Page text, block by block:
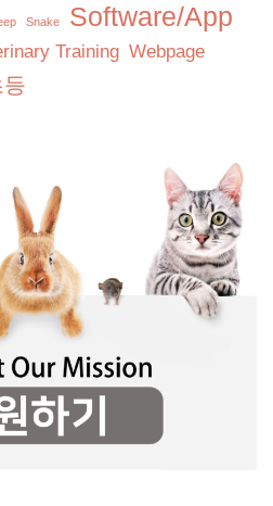
Snake Software/App
Training Webpage
등